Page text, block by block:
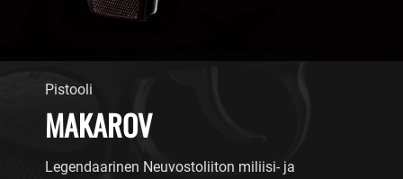
Pistooli
MAKAROV
Legendaarinen Neuvostoliiton miliisi- ja